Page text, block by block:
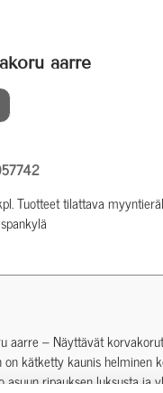
aarre
Tuotteet tilattava
aarre – Näyttävät
on kätketty kaunis helminen
asuun ripauksen luksusta ja